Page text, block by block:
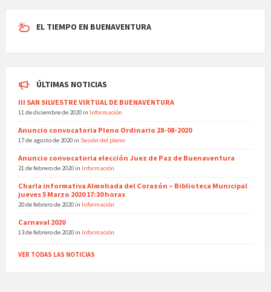
EL TIEMPO EN BUENAVENTURA
ÚLTIMAS NOTICIAS
III SAN SILVESTRE VIRTUAL DE BUENAVENTURA
11 de diciembre de 2020 in Información
Anuncio convocatoria Pleno Ordinario 28-08-2020
17 de agosto de 2020 in Sesión del pleno
Anuncio convocatoria elección Juez de Paz de Buenaventura
21 de febrero de 2020 in Información
Charla informativa Almohada del Corazón – Biblioteca Municipal
jueves 5 Marzo 2020 17:30 horas
20 de febrero de 2020 in Información
Carnaval 2020
13 de febrero de 2020 in Información
VER TODAS LAS NOTICIAS